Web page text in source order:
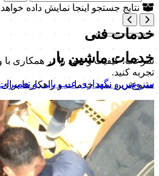
نتایج جستجو اینجا نمایش داده
خدمات فنی
سرعت، کیفیت و تعهد را در همکاری
تجربه کنید.
سرویس و نگهداریعیب یابی و
خدماتماشین یار
متنوع‌ترین سبد خدمات و راهکارها